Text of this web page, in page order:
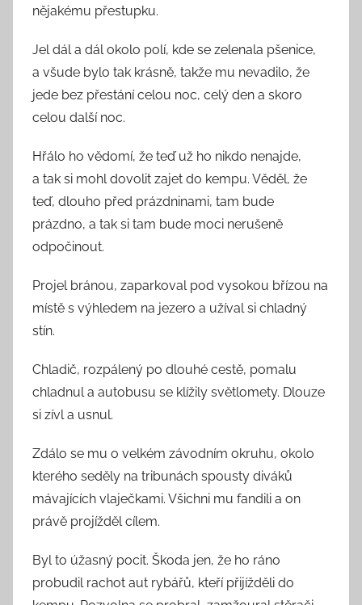
nějakému přestupku.
Jel dál a dál okolo polí, kde se zelenala pšenice,
a všude bylo tak krásně, takže mu nevadilo, že
jede bez přestání celou noc, celý den a skoro
celou další noc.
Hřálo ho vědomí, že teď už ho nikdo nenajde,
a tak si mohl dovolit zajet do kempu. Věděl, že
teď, dlouho před prázdninami, tam bude
prázdno, a tak si tam bude moci nerušeně
odpočinout.
Projel bránou, zaparkoval pod vysokou břízou na
místě s výhledem na jezero a užíval si chladný
stín.
Chladič, rozpálený po dlouhé cestě, pomalu
chladnul a autobusu se klížily světlomety. Dlouze
si zívl a usnul.
Zdálo se mu o velkém závodním okruhu, okolo
kterého seděly na tribunách spousty diváků
mávajících vlaječkami. Všichni mu fandili a on
právě projížděl cílem.
Byl to úžasný pocit. Škoda jen, že ho ráno
probudil rachot aut rybářů, kteří přijížděli do